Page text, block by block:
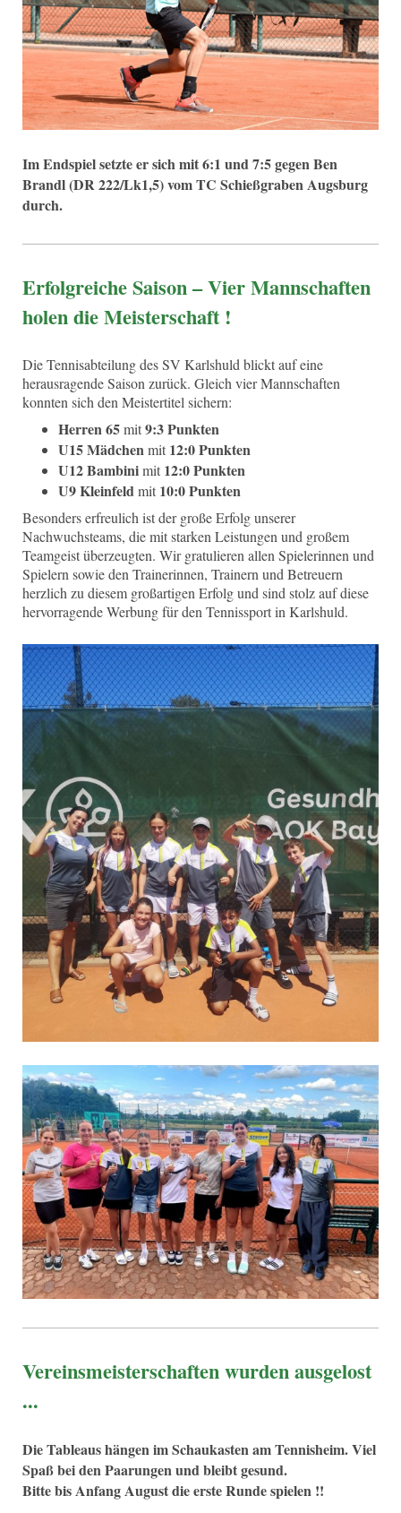
Im Endspiel setzte er sich mit 6:1 und 7:5 gegen Ben
Brandl (DR 222/Lk1,5) vom TC Schießgraben Augsburg
durch.
Erfolgreiche Saison – Vier Mannschaften
holen die Meisterschaft !
Die Tennisabteilung des SV Karlshuld blickt auf eine
herausragende Saison zurück. Gleich vier Mannschaften
konnten sich den Meistertitel sichern:
Herren 65mit9:3 Punkten
U15 Mädchenmit 12:0 Punkten
U12 Bambinimit 12:0 Punkten
U9 Kleinfeldmit 10:0 Punkten
Besonders erfreulich ist der große Erfolg unserer
Nachwuchsteams, die mit starken Leistungen und großem
Teamgeist überzeugten. Wir gratulieren allen Spielerinnen und
Spielern sowie den Trainerinnen, Trainern und Betreuern
herzlich zu diesem großartigen Erfolg und sind stolz auf diese
hervorragende Werbung für den Tennissport in Karlshuld.
Vereinsmeisterschaften wurden ausgelost
...
Die Tableaus hängen im Schaukasten am Tennisheim. Viel
Spaß bei den Paarungen und bleibt gesund.
Bitte bis Anfang August die erste Runde spielen !!